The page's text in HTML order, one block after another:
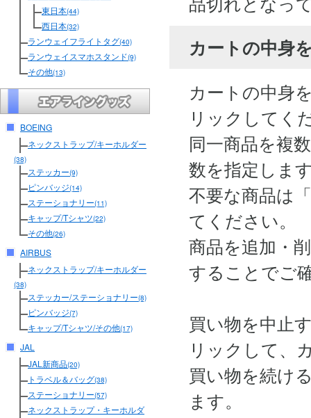
東日本(44)
西日本(32)
ランウェイフライトタグ(40)
ランウェイスマホスタンド(9)
その他(13)
BOEING
ネックストラップ/キーホルダー
(38)
ステッカー(9)
ピンバッジ(14)
ステーショナリー(11)
キャップ/Tシャツ(22)
その他(26)
AIRBUS
ネックストラップ/キーホルダー
(38)
ステッカー/ステーショナリー(8)
ピンバッジ(7)
キャップ/Tシャツ/その他(17)
JAL
JAL新商品(20)
トラベル＆バッグ(38)
ステーショナリー(57)
ネックストラップ・キーホルダ
カートの中身
カートの中身
リックしてく
同一商品を複
数を指定しま
不要な商品は
てください。
商品を追加・
することでご
買い物を中止
リックして、
買い物を続け
ます。